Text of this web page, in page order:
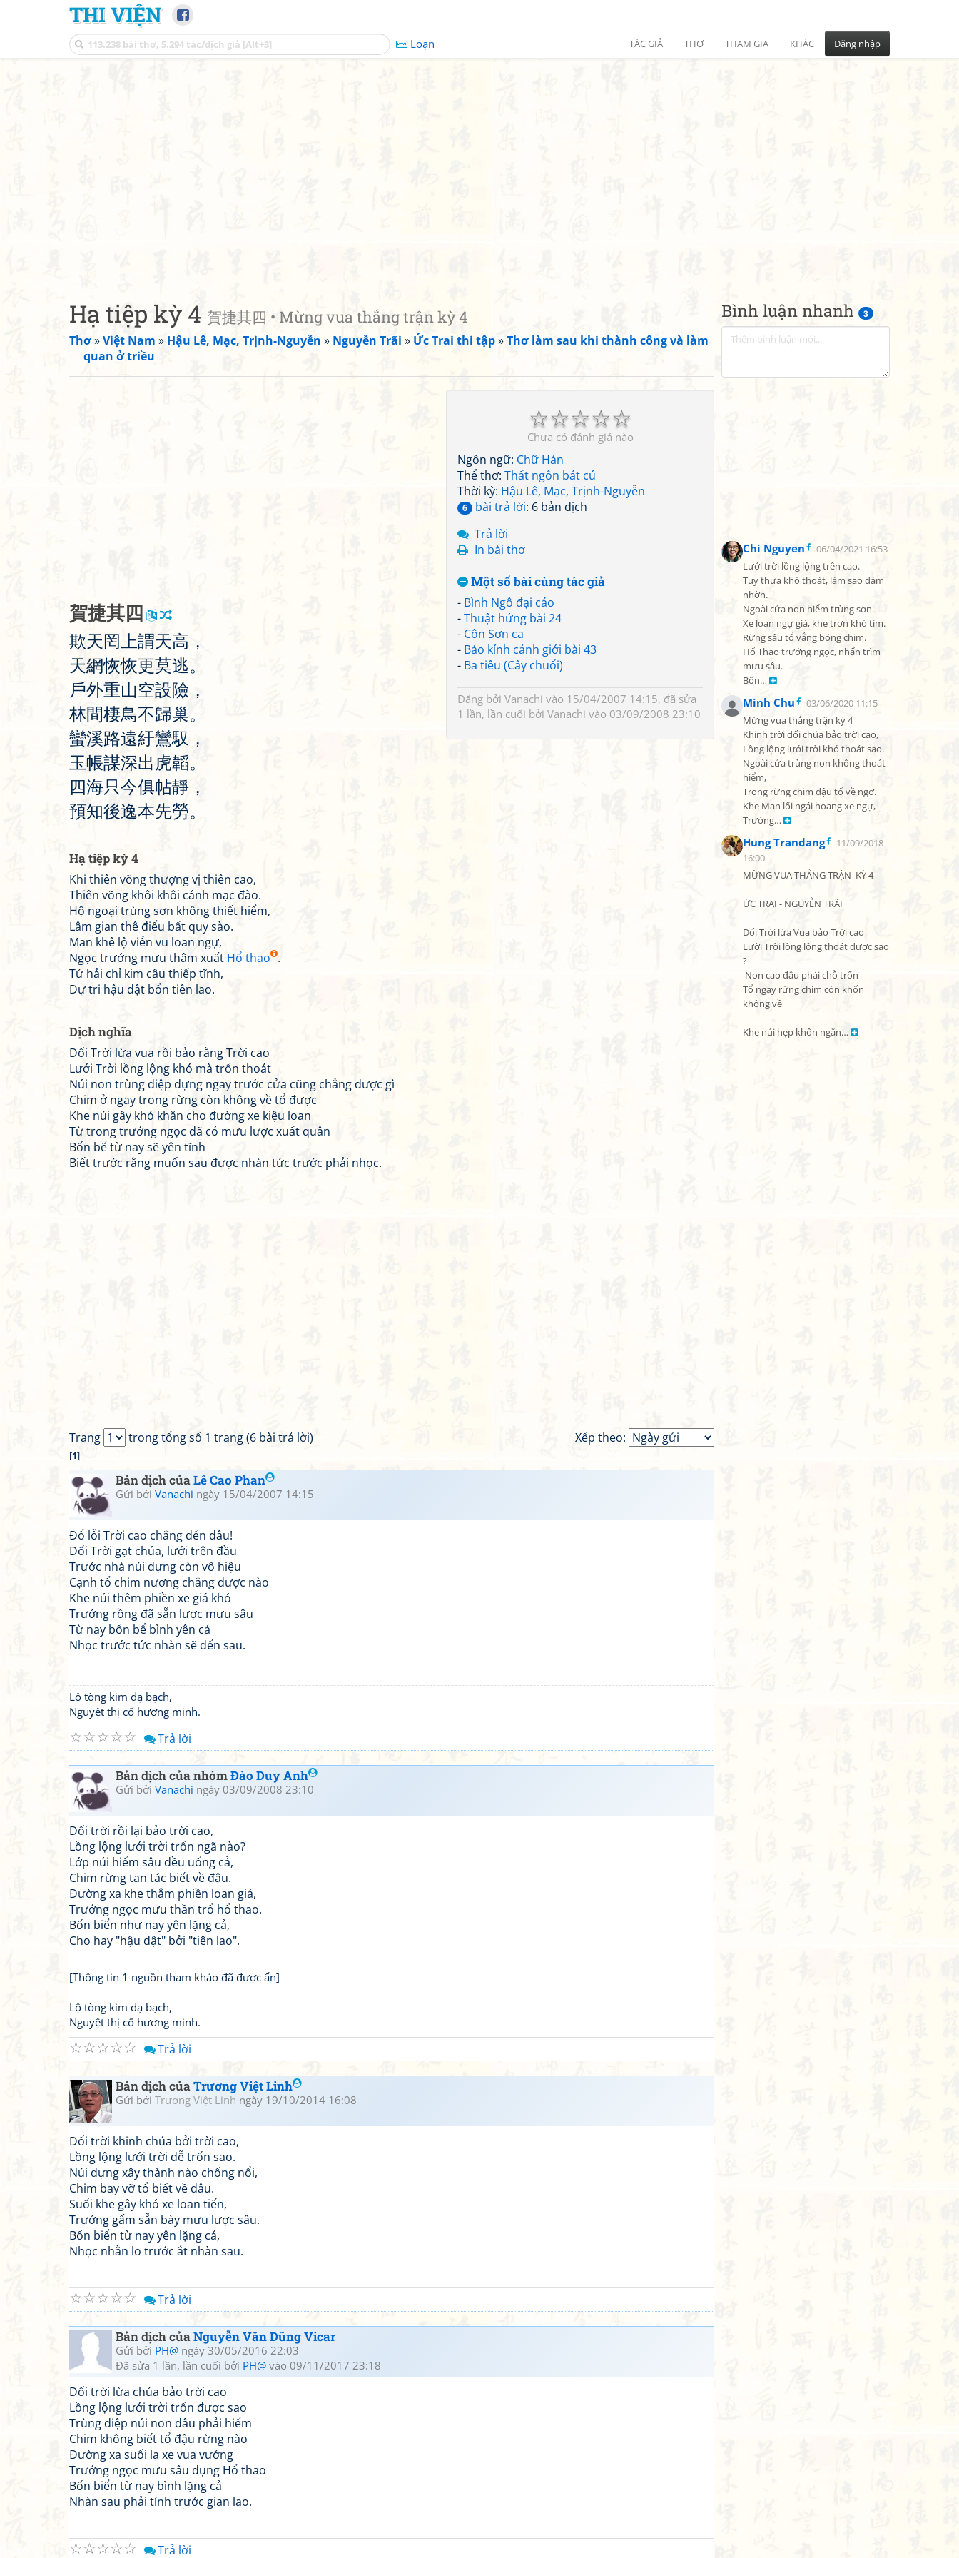
THI VIỆN
Loạn TÁC GIẢ THƠ THAM GIA KHÁC Đăng nhập
Bình luận nhanh 3
Chi Nguyen
06/04/2021 16:53
Lưới trời lồng lộng trên cao.
Tuy thưa khó thoát, làm sao dám
nhờn.
Ngoài cửa non hiểm trùng sơn.
Xe loan ngự giá, khe trơn khó tìm.
Rừng sâu tổ vắng bóng chim.
Hổ Thao trướng ngọc, nhấn trìm
mưu sâu.
Bốn…
Minh Chu
03/06/2020 11:15
Mừng vua thắng trận kỳ 4
Khinh trời dối chúa bảo trời cao,
Lồng lộng lưới trời khó thoát sao.
Ngoài cửa trùng non không thoát
hiểm,
Trong rừng chim đậu tổ về ngơ.
Khe Man lối ngái hoang xe ngự,
Trướng…
Hung Trandang
11/09/2018
16:00
MỪNG VUA THẮNG TRẬN  KỲ 4
ỨC TRAI - NGUYỄN TRÃI
Dối Trời lừa Vua bảo Trời cao
Lười Trời lồng lộng thoát được sao
?
Tổ ngay rừng chim còn khốn
không về
Khe núi hẹp khôn ngăn…
Hạ tiệp kỳ 4 賀捷其四 • Mừng vua thắng trận kỳ 4
Thơ»Việt Nam » Hậu Lê, Mạc, Trịnh-Nguyễn » Nguyễn Trãi » Ức Trai thi tập»Thơ làm sau khi thành công và làm
quan ở triều
☆
☆
☆
☆
☆
Chưa có đánh giá nào
Ngôn ngữ: Chữ Hán
Thể thơ: Thất ngôn bát cú
Thời kỳ: Hậu Lê, Mạc, Trịnh-Nguyễn
6 bài trả lời: 6 bản dịch
Trả lời
In bài thơ
Một số bài cùng tác giả
- Bình Ngô đại cáo
-Thuật hứng bài 24
- Côn Sơn ca
- Bảo kính cảnh giới bài 43
- Ba tiêu (Cây chuối)
Đăng bởi Vanachi vào 15/04/2007 14:15, đã sửa
1 lần, lần cuối bởi Vanachi vào 03/09/2008 23:10
賀捷其 四
欺天罔 上謂天高 ，
天網恢恢更莫逃。
戶外重山空設險 ，
林間棲鳥不歸巢。
蠻溪路遠紆鸞馭 ，
玉帳謀深出 虎韜。
四海只今俱帖靜 ，
預知後逸本先勞。
Hạ tiệp kỳ 4
Khi thiên võng thượng vị thiên cao,
Thiên võng khôi khôi cánh mạc đào.
Hộ ngoại trùng sơn không thiết hiểm,
Lâm gian thê điểu bất quy sào.
Man khê lộ viễn vu loan ngự,
Ngọc trướng mưu thâm xuất Hổ thao .
Tứ hải chỉ kim câu thiếp tĩnh,
Dự tri hậu dật bổn tiên lao.
Dịch nghĩa
Dối Trời lừa vua rồi bảo rằng Trời cao
Lưới Trời lồng lộng khó mà trốn thoát
Núi non trùng điệp dựng ngay trước cửa cũng chẳng được gì
Chim ở ngay trong rừng còn không về tổ được
Khe núi gây khó khăn cho đường xe kiệu loan
Từ trong trướng ngọc đã có mưu lược xuất quân
Bốn bể từ nay sẽ yên tĩnh
Biết trước rằng muốn sau được nhàn tức trước phải nhọc.
Xếp theo:
Trang trong tổng số 1 trang (6 bài trả lời)
[1]
Bản dịch củaLê Cao Phan
Gửi bởi Vanachi ngày 15/04/2007 14:15
Đổ lỗi Trời cao chẳng đến đâu!
Dối Trời gạt chúa, lưới trên đầu
Trước nhà núi dựng còn vô hiệu
Cạnh tổ chim nương chẳng được nào
Khe núi thêm phiền xe giá khó
Trướng rồng đã sẵn lược mưu sâu
Từ nay bốn bể bình yên cả
Nhọc trước tức nhàn sẽ đến sau.
Lộ tòng kim dạ bạch,
Nguyệt thị cố hương minh.
☆
☆
☆
☆
☆ Trả lời
Bản dịch của nhómĐào Duy Anh
Gửi bởi Vanachi ngày 03/09/2008 23:10
Dối trời rồi lại bảo trời cao,
Lồng lộng lưới trời trốn ngã nào?
Lớp núi hiểm sâu đều uổng cả,
Chim rừng tan tác biết về đâu.
Đường xa khe thẳm phiền loan giá,
Trướng ngọc mưu thần trổ hổ thao.
Bốn biển như nay yên lặng cả,
Cho hay "hậu dật" bởi "tiên lao".
[Thông tin 1 nguồn tham khảo đã được ẩn]
Lộ tòng kim dạ bạch,
Nguyệt thị cố hương minh.
☆
☆
☆
☆
☆ Trả lời
Bản dịch củaTrương Việt Linh
Gửi bởi Trương Việt Linh ngày 19/10/2014 16:08
Dối trời khinh chúa bởi trời cao,
Lồng lộng lưới trời dễ trốn sao.
Núi dựng xây thành nào chống nổi,
Chim bay vỡ tổ biết về đâu.
Suối khe gây khó xe loan tiến,
Trướng gấm sẵn bày mưu lược sâu.
Bốn biển từ nay yên lặng cả,
Nhọc nhằn lo trước ắt nhàn sau.
☆
☆
☆
☆
☆ Trả lời
Bản dịch củaNguyễn Văn Dũng Vicar
Gửi bởi PH@ ngày 30/05/2016 22:03
Đã sửa 1 lần, lần cuối bởi PH@ vào 09/11/2017 23:18
Dối trời lừa chúa bảo trời cao
Lồng lộng lưới trời trốn được sao
Trùng điệp núi non đâu phải hiểm
Chim không biết tổ đậu rừng nào
Đường xa suối lạ xe vua vướng
Trướng ngọc mưu sâu dụng Hổ thao
Bốn biển từ nay bình lặng cả
Nhàn sau phải tính trước gian lao.
☆
☆
☆
☆
☆ Trả lời